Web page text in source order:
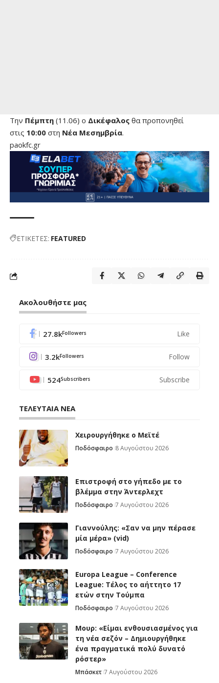
Την Πέμπτη (11.06) ο Δικέφαλος θα προπονηθεί
στις 10:00 στη Νέα Μεσημβρία.
paokfc.gr
ΕΤΙΚΕΤΕΣ: FEATURED
Ακολουθήστε μας
27.8kFollowers Like
3.2kFollowers Follow
524Subscribers Subscribe
ΤΕΛΕΥΤΑΙΑ ΝΕΑ
Χειρουργήθηκε ο Μεϊτέ
Ποδόσφαιρο 8 Αυγούστου 2026
Επιστροφή στο γήπεδο με το
βλέμμα στην Άντερλεχτ
Ποδόσφαιρο 7 Αυγούστου 2026
Γιαννούλης: «Σαν να μην πέρασε
μία μέρα» (vid)
Ποδόσφαιρο 7 Αυγούστου 2026
Europa League – Conference
League: Τέλος το αήττητο 17
ετών στην Τούμπα
Ποδόσφαιρο 7 Αυγούστου 2026
Μουρ: «Είμαι ενθουσιασμένος για
τη νέα σεζόν – Δημιουργήθηκε
ένα πραγματικά πολύ δυνατό
ρόστερ»
Μπάσκετ 7 Αυγούστου 2026